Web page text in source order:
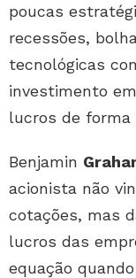
poucas
recessões,
tecnológicas
investimento
lucros de forma
Benjamin
acionista não
cotações, mas
lucros das
equação